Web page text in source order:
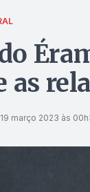
as
19 março 2023 às